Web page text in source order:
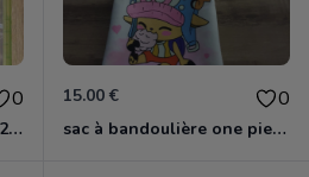
0
Marvel Ultimate Alliance 2 Xbox 360
15.00 € 0
sac à bandoulière one piece chopper